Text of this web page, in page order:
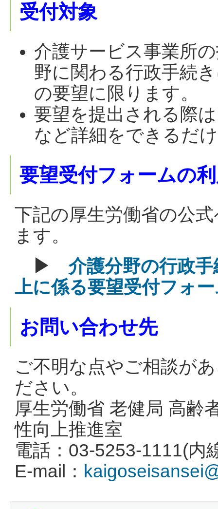
受付対象
介護サービス事業所
野に関わる行政手続
の要望に限ります。
要望を提出される際
など詳細をできるだ
要望受付フォームの
下記の厚生労働省の公
ます。
▶ 介護分野の行政
上に係る要望受付フォ
お問い合わせ先
ご不明な点やご相談が
ださい。
厚生労働省 老健局 高齢
性向上推進室
電話：03-5253-1111(内
E-mail：